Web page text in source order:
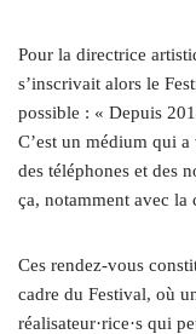
Pour la directrice
s’inscrivait alors le
possible : « Depuis
C’est un médium qui
des téléphones et des
ça, notamment avec la
Ces rendez-vous
cadre du Festival, où
réalisateur·rice·s qui